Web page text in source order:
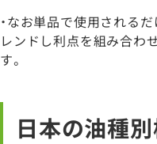
・なお単品で使用される
レンドし利点を組み合わ
す。
日本の油種